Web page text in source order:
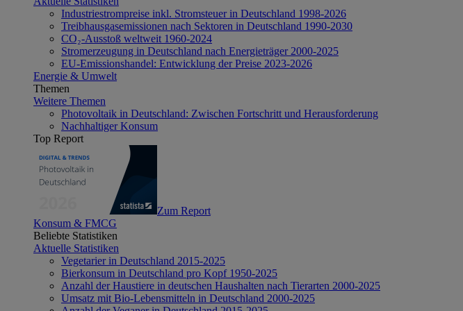
Industriestrompreise inkl. Stromsteuer in Deutschland 1998-2026
Treibhausgasemissionen nach Sektoren in Deutschland 1990-2030
CO₂-Ausstoß weltweit 1960-2024
Stromerzeugung in Deutschland nach Energieträger 2000-2025
EU-Emissionshandel: Entwicklung der Preise 2023-2026
Energie & Umwelt
Themen
Weitere Themen
Photovoltaik in Deutschland: Zwischen Fortschritt und Herausforderung
Nachhaltiger Konsum
Top Report
Zum Report
Konsum & FMCG
Beliebte Statistiken
Aktuelle Statistiken
Vegetarier in Deutschland 2015-2025
Bierkonsum in Deutschland pro Kopf 1950-2025
Anzahl der Haustiere in deutschen Haushalten nach Tierarten 2000-2025
Umsatz mit Bio-Lebensmitteln in Deutschland 2000-2025